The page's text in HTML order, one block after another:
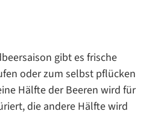
gibt es frische
oder zum selbst pflücken
Hälfte der Beeren wird für
die andere Hälfte wird